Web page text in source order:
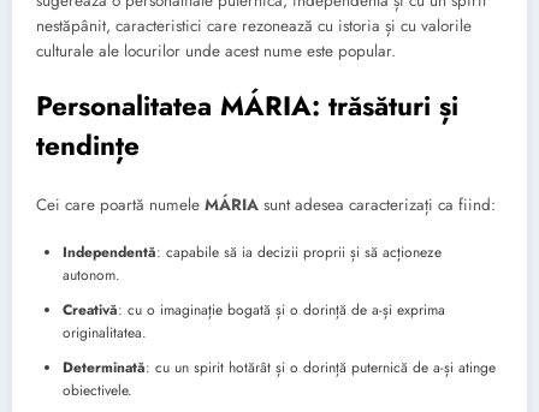
nestăpânit, caracteristici care rezonează cu istoria și cu valorile
culturale ale locurilor unde acest nume este popular.
Personalitatea MÁRIA: trăsături și
tendințe
Cei care poartă numele MÁRIA sunt adesea caracterizați ca fiind:
Independentă: capabile să ia decizii proprii și să acționeze
autonom.
Creativă: cu o imaginație bogată și o dorință de a-și exprima
originalitatea.
Determinată: cu un spirit hotărât și o dorință puternică de a-și atinge
obiectivele.